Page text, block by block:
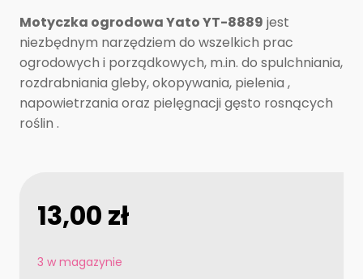
Motyczka ogrodowa Yato YT-8889 jest
niezbędnym narzędziem do wszelkich prac
ogrodowych i porządkowych, m.in. do spulchniania,
rozdrabniania gleby, okopywania, pielenia ,
napowietrzania oraz pielęgnacji gęsto rosnących
roślin .
13,00 zł
3 w magazynie